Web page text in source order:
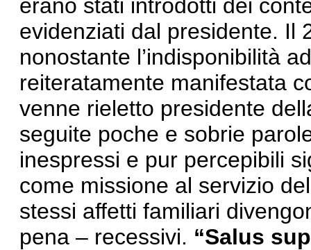
erano stati introdotti dei
evidenziati dal presidente. Il
nonostante l’indisponibilità
reiteratamente manifestata
venne rieletto presidente
seguite poche e sobrie
inespressi e pur percepibili
come missione al servizio
stessi affetti familiari
pena – recessivi. “Salus